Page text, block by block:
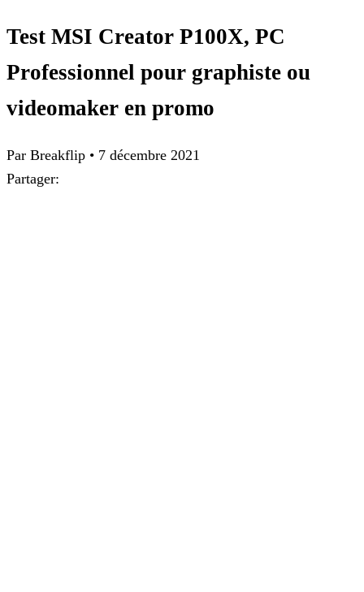
Test MSI Creator P100X, PC
Professionnel pour graphiste ou
videomaker en promo
Par Breakflip • 7 décembre 2021
Partager: